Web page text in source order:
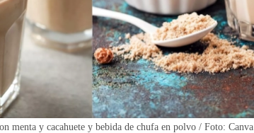
menta y cacahuete y bebida de chufa en polvo / Foto: Canva